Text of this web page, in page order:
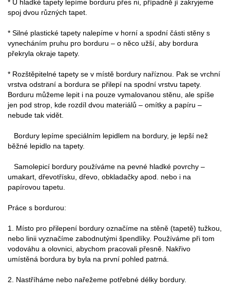
* U hladké tapety lepíme borduru přes ni, případně jí zakryjeme
spoj dvou různých tapet.
* Silné plastické tapety nalepíme v horní a spodní části stěny s
vynecháním pruhu pro borduru – o něco užší, aby bordura
překryla okraje tapety.
* Rozštěpitelné tapety se v místě bordury naříznou. Pak se vrchní
vrstva odstraní a bordura se přilepí na spodní vrstvu tapety.
Borduru můžeme lepit i na pouze vymalovanou stěnu, ale spíše
jen pod strop, kde rozdíl dvou materiálů – omítky a papíru –
nebude tak vidět.
Bordury lepíme speciálním lepidlem na bordury, je lepší než
běžné lepidlo na tapety.
Samolepicí bordury používáme na pevné hladké povrchy –
umakart, dřevotřísku, dřevo, obkladačky apod. nebo i na
papírovou tapetu.
Práce s bordurou:
1. Místo pro přilepení bordury označíme na stěně (tapetě) tužkou,
nebo linii vyznačíme zabodnutými špendlíky. Používáme při tom
vodováhu a olovnici, abychom pracovali přesně. Nakřivo
umístěná bordura by byla na první pohled patrná.
2. Nastříháme nebo nařežeme potřebné délky bordury.